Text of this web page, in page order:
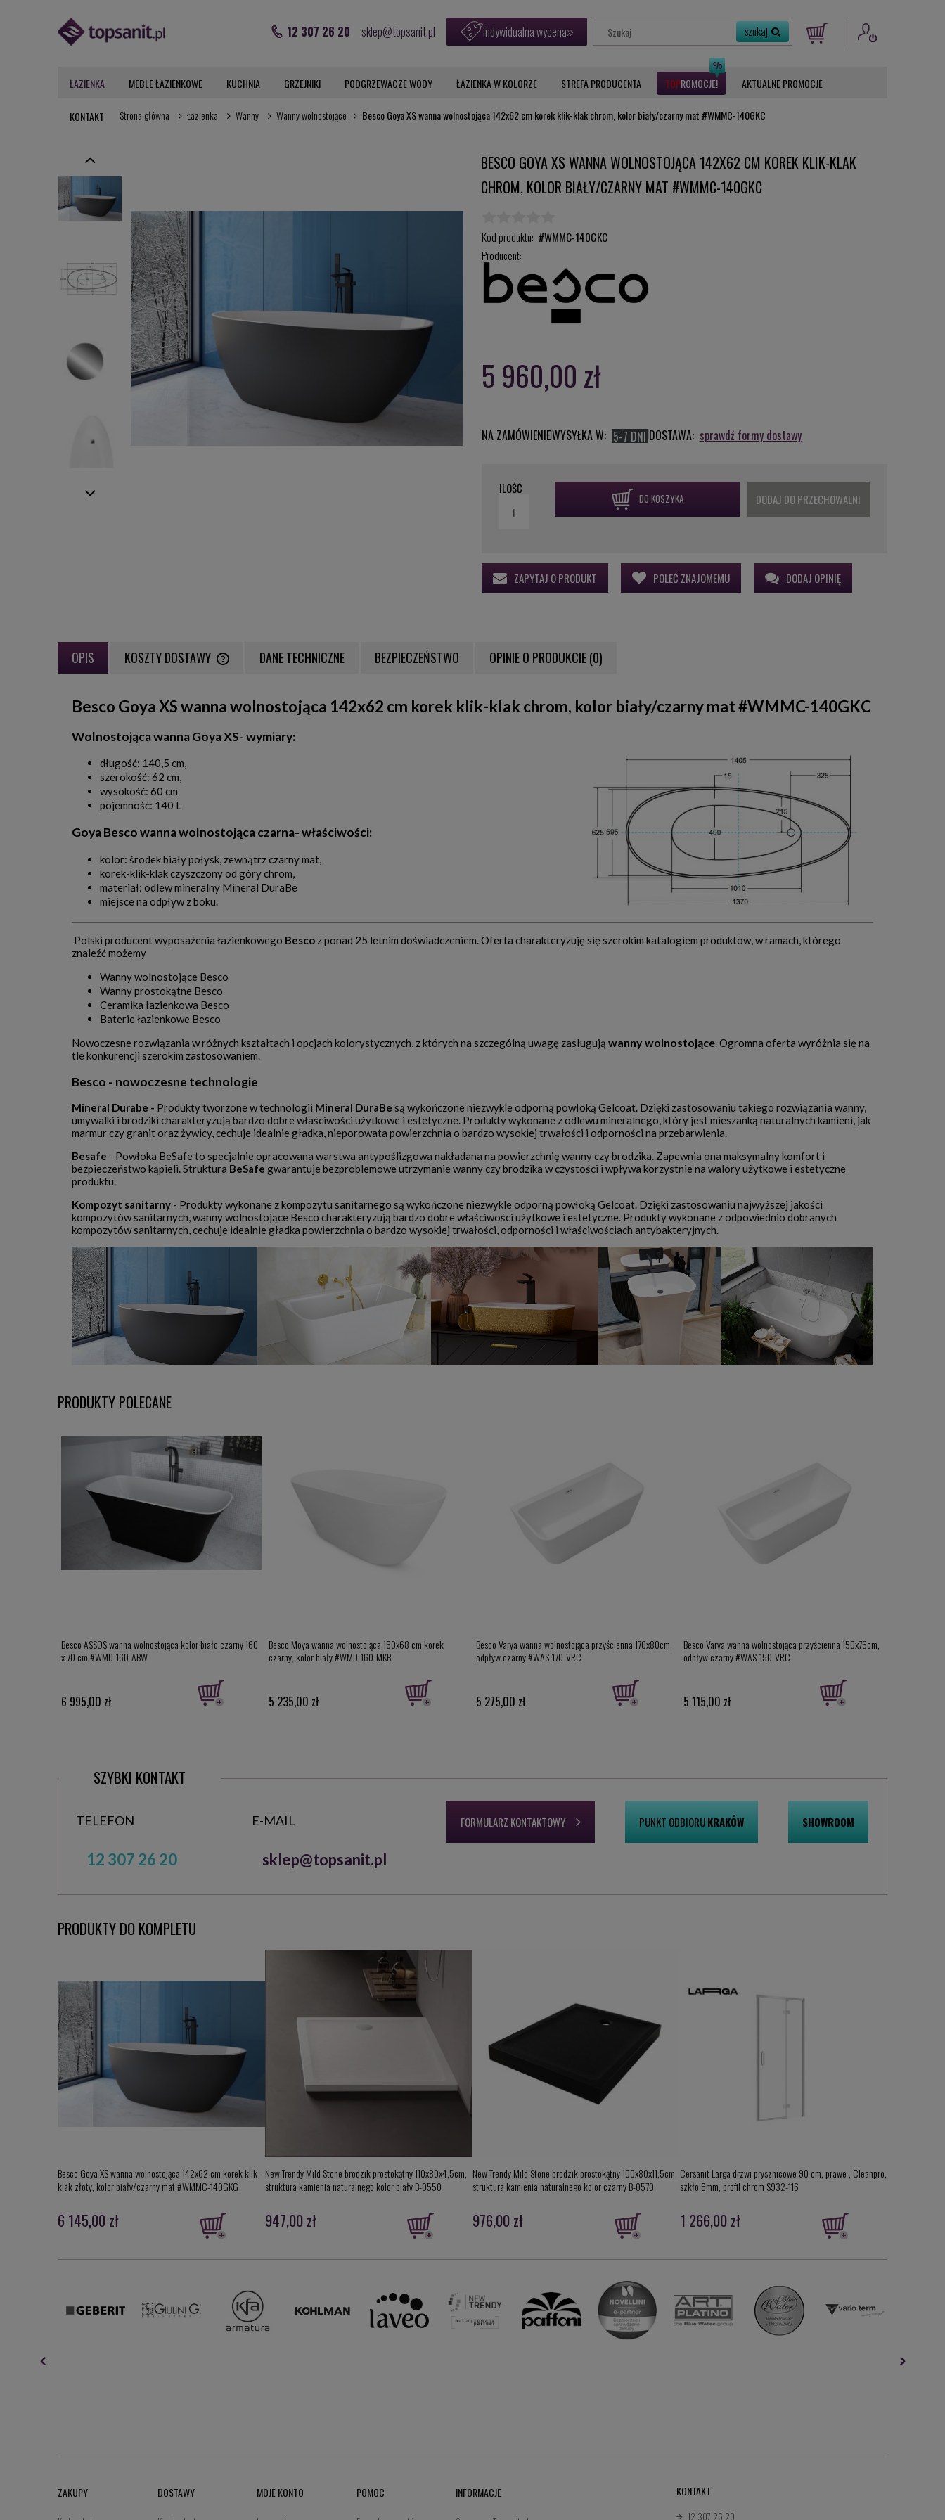
12 307 26 20 sklep@topsanit.pl indywidualna wycena
ŁAZIENKA MEBLE ŁAZIENKOWE KUCHNIA GRZEJNIKI PODGRZEWACZE WODY ŁAZIENKA W KOLORZE STREFA PRODUCENTA ROMOCJE AKTUALNE PROMOCJE
KONTAKT Strona główna Łazienka Wanny Wanny wolnostojące Besco Goya XS wanna wolnostojąca 142x62 cm korek klik-klak chrom, kolor biały/czarny mat #WMMC-140GKC
BESCO GOYA XS WANNA WOLNOSTOJĄCA 142X62 CM KOREK KLIK-KLAK
CHROM, KOLOR BIAŁY/CZARNY MAT #WMMC-140GKC
Kod produktu: #WMMC-140GKC
Producent:
5 960,00 zł
NA ZAMÓWIENIEWYSYŁKA W: 5-7 DNIDOSTAWA: sprawdź formy dostawy
ILOŚĆ
DO KOSZYKA DODAJ DO PRZECHOWALNI
ZAPYTAJ O PRODUKT POLEĆ ZNAJOMEMU DODAJ OPINIĘ
OPIS KOSZTY DOSTAWY
PŁATNOŚCI
DANE TECHNICZNE BEZPIECZEŃSTWO OPINIE O PRODUKCIE (0)
Besco Goya XS wanna wolnostojąca 142x62 cm korek klik-klak chrom, kolor biały/czarny mat #WMMC-140GKC
Wolnostojąca wanna Goya XS- wymiary:
długość: 140,5 cm,
szerokość: 62 cm,
wysokość: 60 cm
pojemność: 140 L
Goya Besco wanna wolnostojąca czarna- właściwości:
kolor: środek biały połysk, zewnątrz czarny mat,
korek-klik-klak czyszczony od góry chrom,
materiał: odlew mineralny Mineral DuraBe
miejsce na odpływ z boku.
Polski producent wyposażenia łazienkowego Besco z ponad 25 letnim doświadczeniem. Oferta charakteryzuję się szerokim katalogiem produktów, w ramach, którego
znaleźć możemy
Wanny wolnostojące Besco
Wanny prostokątne Besco
Ceramika łazienkowa Besco
Baterie łazienkowe Besco
Nowoczesne rozwiązania w różnych kształtach i opcjach kolorystycznych, z których na szczególną uwagę zasługują wanny wolnostojące. Ogromna oferta wyróżnia się na
tle konkurencji szerokim zastosowaniem.
Besco - nowoczesne technologie
Mineral Durabe - Produkty tworzone w technologii Mineral DuraBe są wykończone niezwykle odporną powłoką Gelcoat. Dzięki zastosowaniu takiego rozwiązania wanny,
umywalki i brodziki charakteryzują bardzo dobre właściwości użytkowe i estetyczne. Produkty wykonane z odlewu mineralnego, który jest mieszanką naturalnych kamieni, jak
marmur czy granit oraz żywicy, cechuje idealnie gładka, nieporowata powierzchnia o bardzo wysokiej trwałości i odporności na przebarwienia.
Besafe - Powłoka BeSafe to specjalnie opracowana warstwa antypoślizgowa nakładana na powierzchnię wanny czy brodzika. Zapewnia ona maksymalny komfort i
bezpieczeństwo kąpieli. Struktura BeSafe gwarantuje bezproblemowe utrzymanie wanny czy brodzika w czystości i wpływa korzystnie na walory użytkowe i estetyczne
produktu.
Kompozyt sanitarny - Produkty wykonane z kompozytu sanitarnego są wykończone niezwykle odporną powłoką Gelcoat. Dzięki zastosowaniu najwyższej jakości
kompozytów sanitarnych, wanny wolnostojące Besco charakteryzują bardzo dobre właściwości użytkowe i estetyczne. Produkty wykonane z odpowiednio dobranych
kompozytów sanitarnych, cechuje idealnie gładka powierzchnia o bardzo wysokiej trwałości, odporności i właściwościach antybakteryjnych.
PRODUKTY POLECANE
Besco ASSOS wanna wolnostojąca kolor biało czarny 160
x 70 cm #WMD-160-ABW
6 995,00 zł
Besco Moya wanna wolnostojąca 160x68 cm korek
czarny, kolor biały #WMD-160-MKB
5 235,00 zł
Besco Varya wanna wolnostojąca przyścienna 170x80cm,
odpływ czarny #WAS-170-VRC
5 275,00 zł
Besco Varya wanna wolnostojąca przyścienna 150x75cm,
odpływ czarny #WAS-150-VRC
5 115,00 zł
SZYBKI KONTAKT
TELEFON
12 307 26 20
E-MAIL
sklep@topsanit.pl
FORMULARZ KONTAKTOWY PUNKT ODBIORUKRAKÓW SHOWROOM
PRODUKTY DO KOMPLETU
Besco Goya XS wanna wolnostojąca 142x62 cm korek klik-
klak złoty, kolor biały/czarny mat #WMMC-140GKG
6 145,00 zł
New Trendy Mild Stone brodzik prostokątny 110x80x4,5cm,
struktura kamienia naturalnego kolor biały B-0550
947,00 zł
New Trendy Mild Stone brodzik prostokątny 100x80x11,5cm,
struktura kamienia naturalnego kolor czarny B-0570
976,00 zł
Cersanit Larga drzwi prysznicowe 90 cm, prawe , Cleanpro,
szkło 6mm, profil chrom S932-116
1 266,00 zł
ZAKUPY DOSTAWY MOJE KONTO POMOC INFORMACJE KONTAKT
12 307 26 20